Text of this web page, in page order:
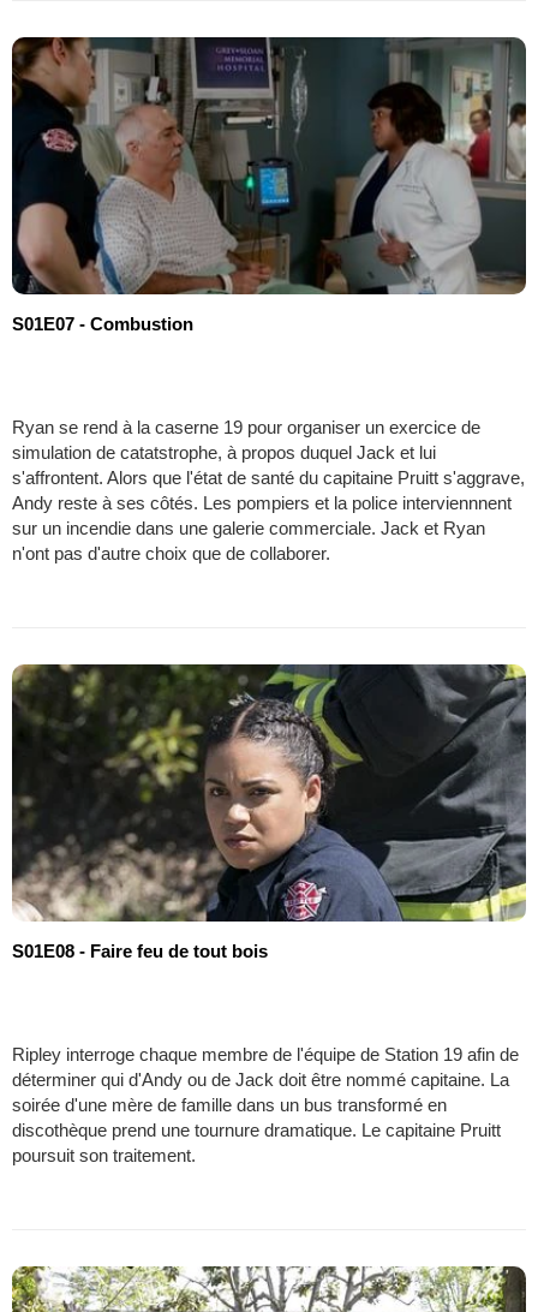
S01E07 - Combustion
Ryan se rend à la caserne 19 pour organiser un exercice de
simulation de catatstrophe, à propos duquel Jack et lui
s'affrontent. Alors que l'état de santé du capitaine Pruitt s'aggrave,
Andy reste à ses côtés. Les pompiers et la police interviennnent
sur un incendie dans une galerie commerciale. Jack et Ryan
n'ont pas d'autre choix que de collaborer.
S01E08 - Faire feu de tout bois
Ripley interroge chaque membre de l'équipe de Station 19 afin de
déterminer qui d'Andy ou de Jack doit être nommé capitaine. La
soirée d'une mère de famille dans un bus transformé en
discothèque prend une tournure dramatique. Le capitaine Pruitt
poursuit son traitement.